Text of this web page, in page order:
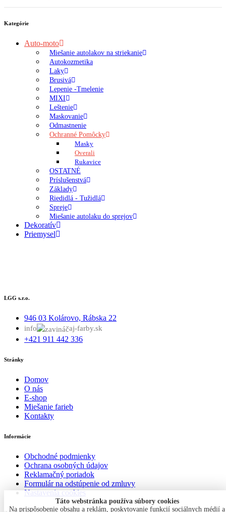
Kategórie
Auto-moto
Miešanie autolakov na striekanie
Autokozmetika
Laky
Brusivá
Lepenie -Tmelenie
MIXI
Leštenie
Maskovanie
Odmastnenie
Ochranné Pomôcky
Masky
Overali
Rukavice
OSTATNÉ
Príslušenstvá
Základy
Riedidlá - Tužidlá
Spreje
Miešanie autolaku do sprejov
Dekoratív
Priemysel
LGG s.r.o.
946 03 Kolárovo, Rábska 22
info aj-farby.sk
+421 911 442 336
Stránky
Domov
O nás
E-shop
Miešanie farieb
Kontakty
Informácie
Obchodné podmienky
Ochrana osobných údajov
Reklamačný poriadok
Formulár na odstúpenie od zmluvy
Nastavenia cookies
Táto webstránka používa súbory cookies
Na prispôsobenie obsahu a reklám, poskytovanie funkcií sociálnych médií a